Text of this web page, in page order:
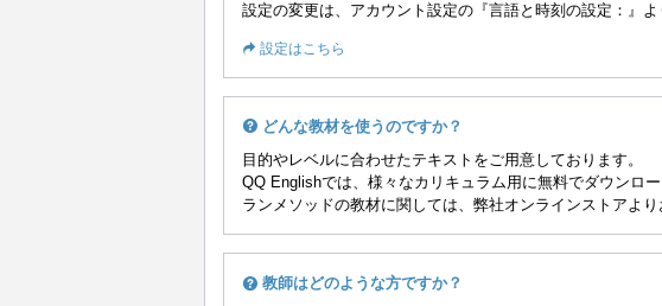
設定の変更は、アカウント設定の『言語と時刻の設定：』よ
設定はこちら
どんな教材を使うのですか？
目的やレベルに合わせたテキストをご用意しております。
QQ Englishでは、様々なカリキュラム用に無料でダウンロ
ランメソッドの教材に関しては、弊社オンラインストアより
教師はどのような方ですか？